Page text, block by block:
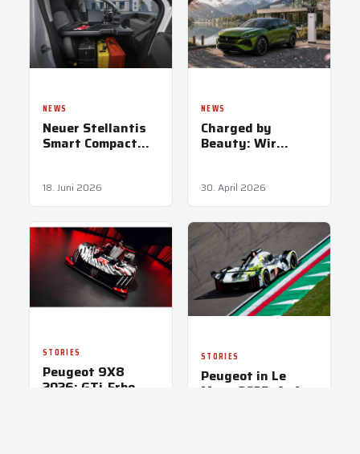
NEWS
Neuer Stellantis
Smart Compact
Innenraum
18. Juni 2026
NEWS
Charged by
Beauty: Wir
schönste
Ladestation
30. April 2026
STORIES
Peugeot 9X8
2026: GTi-Erbe
STORIES
Peugeot in Le
Mans 2025: Auf